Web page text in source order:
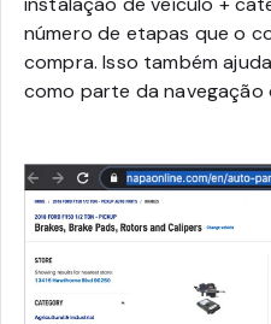
número de etapas que o
compra. Isso também
como parte da navegação